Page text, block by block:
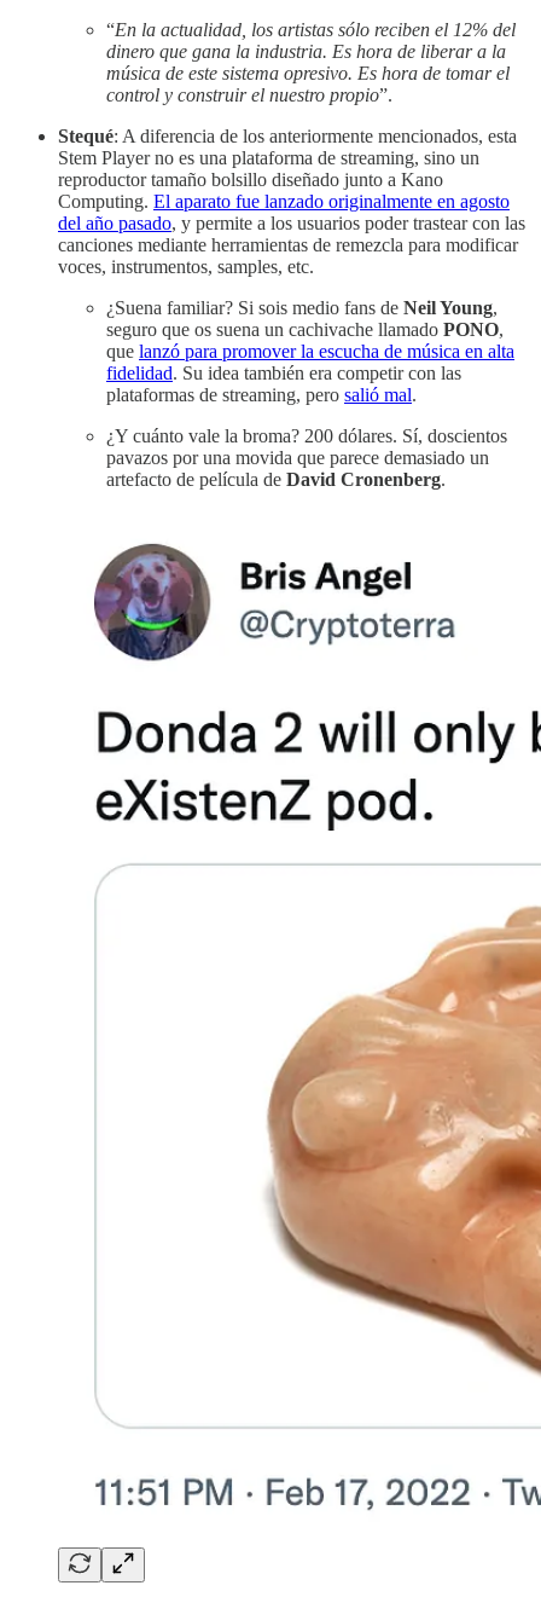
“En la actualidad, los artistas sólo reciben el 12% del
dinero que gana la industria. Es hora de liberar a la
música de este sistema opresivo. Es hora de tomar el
control y construir el nuestro propio”.
Stequé: A diferencia de los anteriormente mencionados, esta
Stem Player no es una plataforma de streaming, sino un
reproductor tamaño bolsillo diseñado junto a Kano
Computing. El aparato fue lanzado originalmente en agosto
del año pasado, y permite a los usuarios poder trastear con las
canciones mediante herramientas de remezcla para modificar
voces, instrumentos, samples, etc.
¿Suena familiar? Si sois medio fans de Neil Young,
seguro que os suena un cachivache llamado PONO,
que lanzó para promover la escucha de música en alta
fidelidad. Su idea también era competir con las
plataformas de streaming, pero salió mal.
¿Y cuánto vale la broma? 200 dólares. Sí, doscientos
pavazos por una movida que parece demasiado un
artefacto de película de David Cronenberg.